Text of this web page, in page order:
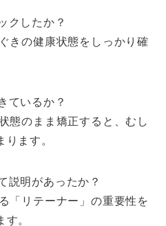
クしたか？
の健康状態をしっかり確
ているか？
のまま矯正すると、むし
ます。
説明があったか？
リテーナー」の重要性を
。